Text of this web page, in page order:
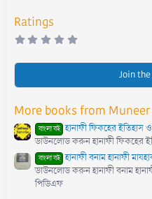
Ratings
0
0
(
s
)
Join
More books from
বাংলা বই হানাফী ফিকহের ইতিহাস
ডাউনলোড করুন হানাফী ফিকহের
বাংলা বই হানাফী বনাম হানাফী
ডাউনলোড করুন হানাফী বনাম
পিডিএফ